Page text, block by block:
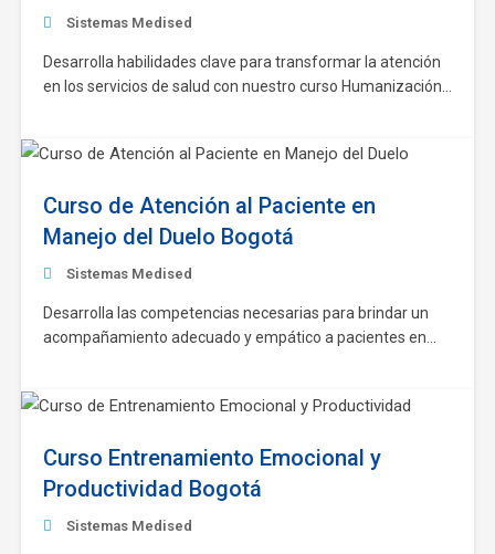
Sistemas Medised
Desarrolla habilidades clave para transformar la atención
en los servicios de salud con nuestro curso Humanización
válido por 2 años y está diseñado para fomentar un
Curso de Atención al Paciente en
Manejo del Duelo Bogotá
Sistemas Medised
Desarrolla las competencias necesarias para brindar un
acompañamiento adecuado y empático a pacientes en
o presencial y válido por 2 años, el Curso de Atención al
Curso Entrenamiento Emocional y
Productividad Bogotá
Sistemas Medised